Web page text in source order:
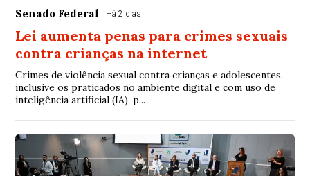
Senado Federal Há 2 dias
Lei aumenta penas para crimes sexuais
contra crianças na internet
Crimes de violência sexual contra crianças e adolescentes,
inclusive os praticados no ambiente digital e com uso de
inteligência artificial (IA), p...